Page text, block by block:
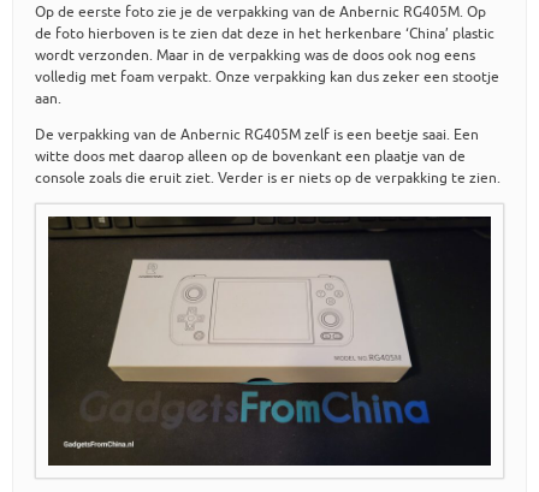
Op de eerste foto zie je de verpakking van de Anbernic RG405M. Op
de foto hierboven is te zien dat deze in het herkenbare ‘China’ plastic
wordt verzonden. Maar in de verpakking was de doos ook nog eens
volledig met foam verpakt. Onze verpakking kan dus zeker een stootje
aan.
De verpakking van de Anbernic RG405M zelf is een beetje saai. Een
witte doos met daarop alleen op de bovenkant een plaatje van de
console zoals die eruit ziet. Verder is er niets op de verpakking te zien.